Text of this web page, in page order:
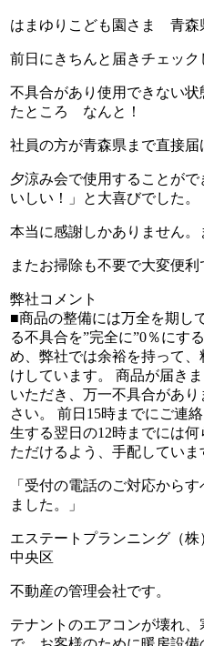
はまゆりこども園さま 青森
前日にきちんと届きチェック
不具合があり使用できない
たところ なんと！
社員の方が青森県まで直接届
夕涼み会で使用することが
いしい！」と大喜びでした。
本当に感謝しかありません。
またお掃除も不要で大変便利
弊社コメント
■商品の整備には万全を期し
る不具合を”完全に”0％にす
め、弊社では余裕を持って
けしています。 商品が届き
いただき、万一不具合があ
さい。 前日15時までにご連
生する翌日の12時までには
ただけるよう、手配していま
「受付の電話のご対応から
ました。」
エステートプランニング（
中央区
不動産の管理会社です。
テナントのエアコンが壊れ